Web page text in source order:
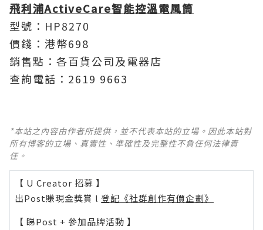
飛利浦ActiveCare智能控溫電風筒
型號：HP8270
價錢：港幣698
銷售點：各百貨公司及電器店
查詢電話：2619 9663
*本站之內容由作者所提供，並不代表本站的立場。因此本站對
所有博客的立場、真實性、準確性及完整性不負任何法律責
任。
【 U Creator 招募 】
出Post賺現金獎賞 l 登記《社群創作有價企劃》
【 睇Post + 參加品牌活動 】